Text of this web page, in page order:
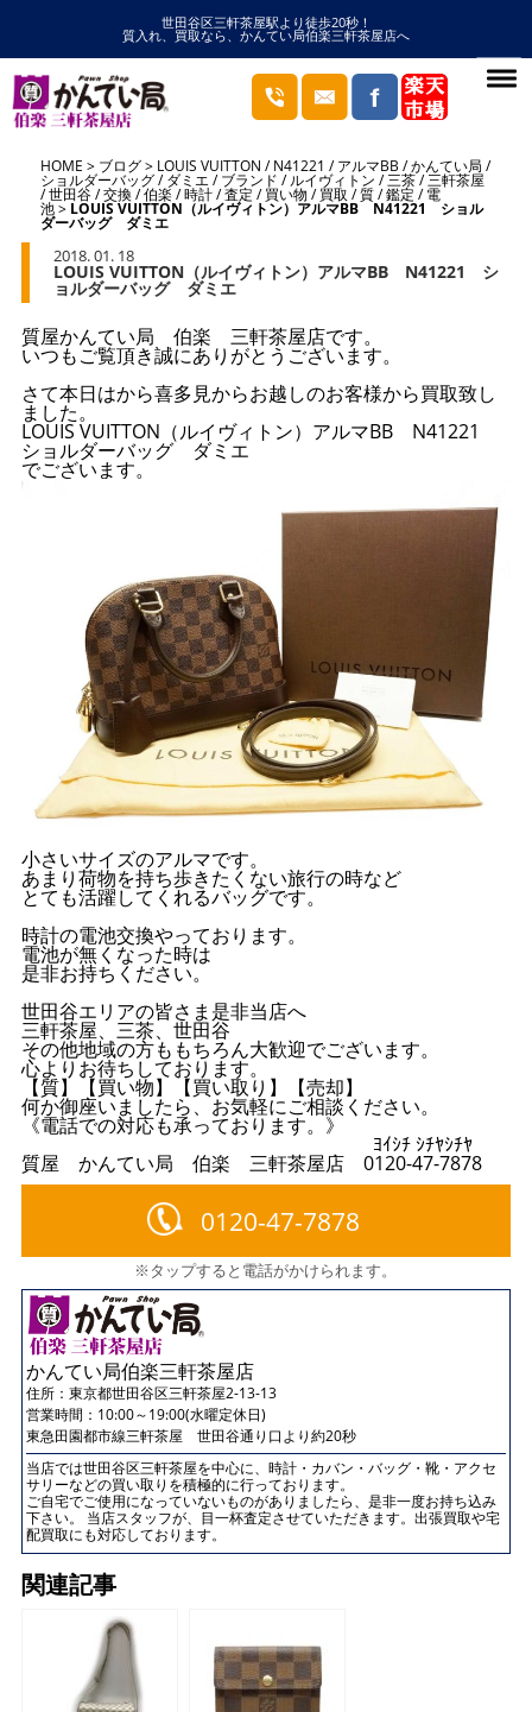
世田谷区三軒茶屋駅より徒歩20秒！
質入れ、買取なら、かんてい局伯楽三軒茶屋店へ
HOME ブログ LOUIS VUITTON /N41221 /アルマBB /かんてい局 /
ショルダーバッグ/ダミエ/ブランド /ルイヴィトン /三茶/三軒茶屋
/世田谷/交換/伯楽/時計/査定 /買い物 /買取 /質/鑑定 /電
池 LOUIS VUITTON（ルイヴィトン）アルマBB N41221 ショル
ダーバッグ ダミエ
2018. 01. 18
LOUIS VUITTON（ルイヴィトン）アルマBB N41221 シ
ョルダーバッグ ダミエ
質屋かんてい局 伯楽 三軒茶屋店です。
いつもご覧頂き誠にありがとうございます。
さて本日はから喜多見からお越しのお客様から買取致し
ました。
LOUIS VUITTON（ルイヴィトン）アルマBB N41221
ショルダーバッグ ダミエ
でございます。
小さいサイズのアルマです。
あまり荷物を持ち歩きたくない旅行の時など
とても活躍してくれるバッグです。
時計の電池交換やっております。
電池が無くなった時は
是非お持ちください。
世田谷エリアの皆さま是非当店へ
三軒茶屋、三茶、世田谷
その他地域の方ももちろん大歓迎でございます。
心よりお待ちしております。
【質】【買い物】【買い取り】【売却】
何か御座いましたら、お気軽にご相談ください。
《電話での対応も承っております。》
ﾖｲｼﾁ ｼﾁﾔｼﾁﾔ
質屋 かんてい局 伯楽 三軒茶屋店 0120-47-7878
0120-47-7878
※タップすると電話がかけられます。
かんてい局伯楽三軒茶屋店
住所： 東京都世田谷区三軒茶屋2-13-13
営業時間：10:00～19:00(水曜定休日)
東急田園都市線三軒茶屋 世田谷通り口より約20秒
当店では世田谷区三軒茶屋を中心に、時計・カバン・バッグ・靴・アクセ
サリーなどの買い取りを積極的に行っております。
ご自宅でご使用になっていないものがありましたら、是非一度お持ち込み
下さい。 当店スタッフが、目一杯査定させていただきます。出張買取や宅
配買取にも対応しております。
関連記事